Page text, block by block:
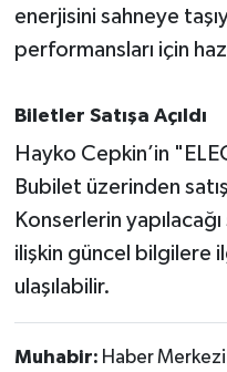
enerjisini sahneye
performansları için
Biletler Satışa Açıldı
Hayko Cepkin’in
Bubilet üzerinden
Konserlerin
ilişkin güncel bilgilere
ulaşılabilir.
Muhabir: Haber Merkezi
TARİHTE BUGÜN
Trend
TÜRKİYE
VİZYONDAKİLER
YAŞAM